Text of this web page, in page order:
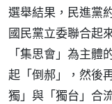
選舉結果，民進黨
國民黨立委聯合起
「集思會」為主
起「倒郝」，然後
獨」與「獨台」合